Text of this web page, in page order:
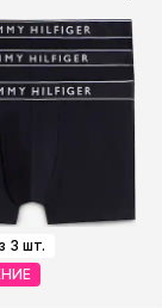
3 шт.